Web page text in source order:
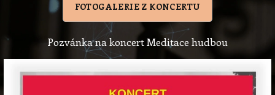
FOTOGALERIE Z KONCERTU
Pozvánka na koncert Meditace hudbou